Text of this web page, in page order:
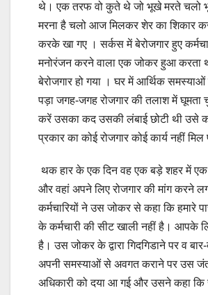
थे। एक तरफ वो कुते थे जो भूखे मरते चलो
मरना है चलो आज मिलकर शेर का शिकार
करके खा गए । सर्कस में बेरोजगार हुए
मनोरंजन करने वाला एक जोकर हुआ करता
बेरोजगार हो गया । घर में आर्थिक समस्याओं
पड़ा जगह-जगह रोजगार की तलाश में घूमता
करें उसका कद उसकी लंबाई छोटी थी उसे
प्रकार का कोई रोजगार कोई कार्य नहीं मिल
थक हार के एक दिन वह एक बड़े शहर में
और वहां अपने लिए रोजगार की मांग करने
कर्मचारियों ने उस जोकर से कहा कि हमारे
के कर्मचारी की सीट खाली नहीं है। आपके
है। उस जोकर के द्वारा गिदगिडाने पर व
अपनी समस्याओं से अवगत कराने पर उस
अधिकारी को दया आ गई और उसने कहा